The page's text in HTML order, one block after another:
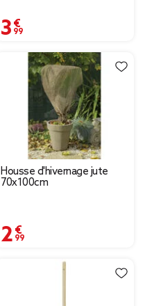
3,99 €
Housse d'hivernage jute
70x100cm
2,99 €